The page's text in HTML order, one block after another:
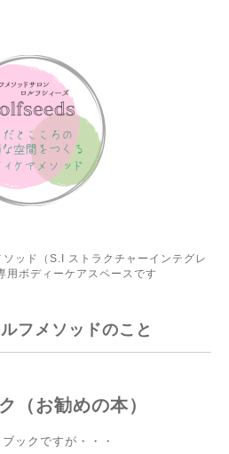
ッド（S.I ストラクチャーインテグレ
用ボディーケアスペースです
フメソッドのこと
（お勧めの本）
ックですが・・・